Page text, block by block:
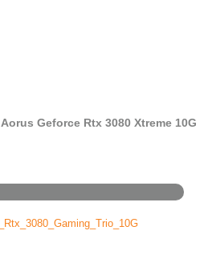
Geforce Rtx 3080 Xtreme 10G